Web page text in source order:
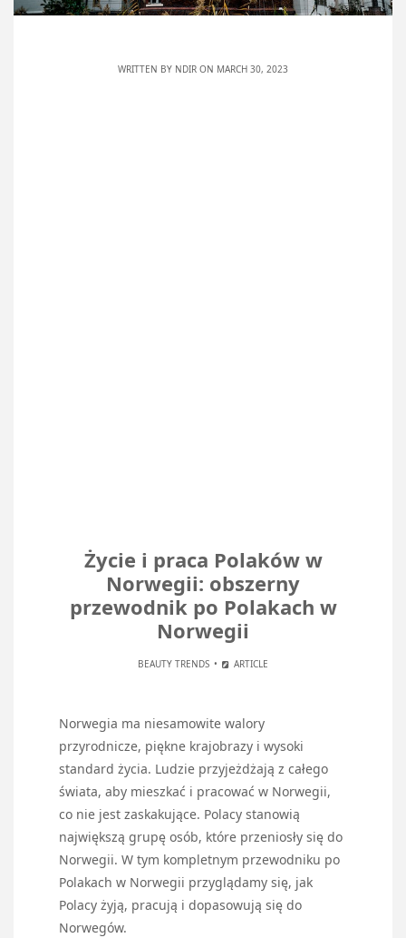
WRITTEN BY NDIR ON MARCH 30, 2023
Życie i praca Polaków w
Norwegii: obszerny
przewodnik po Polakach w
Norwegii
BEAUTY TRENDS ARTICLE
Norwegia ma niesamowite walory
przyrodnicze, piękne krajobrazy i wysoki
standard życia. Ludzie przyjeżdżają z całego
świata, aby mieszkać i pracować w Norwegii,
co nie jest zaskakujące. Polacy stanowią
największą grupę osób, które przeniosły się do
Norwegii. W tym kompletnym przewodniku po
Polakach w Norwegii przyglądamy się, jak
Polacy żyją, pracują i dopasowują się do
Norwegów.